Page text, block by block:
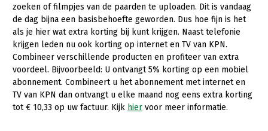
Konijnenhouderij
Melkveehouderij
Paardenhouderij
Pluimveehouderij
Schapenhouderij
Bollenteelt
Bomen, vaste planten en zomerbloemen
Fruitteelt
Glastuinbouw
Paddenstoelen
Vrouw en Bedrijf
Nieuws
Nieuwsabonnement
Webinars
Over LTO
zoeken of filmpjes van de paarden te uploaden. Dit is vandaag
de dag bijna een basisbehoefte geworden. Dus hoe fijn is het
als je hier wat extra korting bij kunt krijgen. Naast telefonie
krijgen leden nu ook korting op internet en TV van KPN.
Combineer verschillende producten en profiteer van extra
voordeel. Bijvoorbeeld: U ontvangt 5% korting op een mobiel
abonnement. Combineert u het abonnement met internet en
TV van KPN dan ontvangt u elke maand nog eens extra korting
tot € 10,33 op uw factuur. Kijk hier voor meer informatie.